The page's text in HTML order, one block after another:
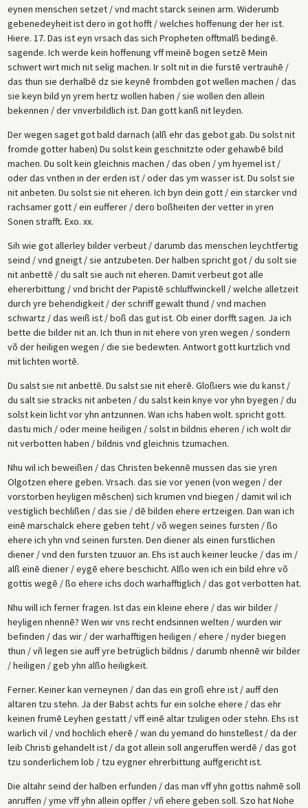
eynen menschen setzet / vnd macht starck seinen arm. Widerumb
gebenedeyheit ist dero in got hofft / welches hoffenung der her ist.
Hiere. 17. Das ist eyn vrsach das sich Propheten offtmalß bedingē.
sagende. Ich werde kein hoffenung vff meinē bogen setzē Mein
schwert wirt mich nit selig machen. Ir solt nit in die furstē vertrauhē /
das thun sie derhalbē dz sie keynē frombden got wellen machen / das
sie keyn bild yn yrem hertz wollen haben / sie wollen den allein
bekennen / der vnverbildlich ist. Dan gott kanß nit leyden.
Der wegen saget got bald darnach (alß ehr das gebot gab. Du solst nit
fromde gotter haben) Du solst kein geschnitzte oder gehawbē bild
machen. Du solt kein gleichnis machen / das oben / ym hyemel ist /
oder das vnthen in der erden ist / oder das ym wasser ist. Du solst sie
nit anbeten. Du solst sie nit eheren. Ich byn dein gott / ein starcker vnd
rachsamer gott / ein eufferer / dero boßheiten der vetter in yren
Sonen strafft. Exo. xx.
Sih wie got allerley bilder verbeut / darumb das menschen leychtfertig
seind / vnd gneigt / sie antzubeten. Der halben spricht got / du solt sie
nit anbettē / du salt sie auch nit eheren. Damit verbeut got alle
ehererbittung / vnd bricht der Papistē schluffwinckell / welche alletzeit
durch yre behendigkeit / der schriff gewalt thund / vnd machen
schwartz / das weiß ist / boß das gut ist. Ob einer dorfft sagen. Ja ich
bette die bilder nit an. Ich thun in nit ehere von yren wegen / sondern
võ der heiligen wegen / die sie bedewten. Antwort gott kurtzlich vnd
mit lichten wortē.
Du salst sie nit anbettē. Du salst sie nit eherē. Gloßiers wie du kanst /
du salt sie stracks nit anbeten / du salst kein knye vor yhn byegen / du
solst kein licht vor yhn antzunnen. Wan ichs haben wolt. spricht gott.
dastu mich / oder meine heiligen / solst in bildnis eheren / ich wolt dir
nit verbotten haben / bildnis vnd gleichnis tzumachen.
Nhu wil ich beweißen / das Christen bekennē mussen das sie yren
Olgotzen ehere geben. Vrsach. das sie vor yenen (von wegen / der
vorstorben heyligen mēschen) sich krumen vnd biegen / damit wil ich
vestiglich bechlißen / das sie / dē bilden ehere ertzeigen. Dan wan ich
einē marschalck ehere geben teht / võ wegen seines fursten / ßo
ehere ich yhn vnd seinen fursten. Den diener als einen furstlichen
diener / vnd den fursten tzuuor an. Ehs ist auch keiner leucke / das im /
alß einē diener / eygē ehere beschicht. Alßo wen ich ein bild ehre võ
gottis wegē / ßo ehere ichs doch warhafftiglich / das got verbotten hat.
Nhu will ich ferner fragen. Ist das ein kleine ehere / das wir bilder /
heyligen nhennē? Wen wir vns recht endsinnen welten / wurden wir
befinden / das wir / der warhafftigen heiligen / ehere / nyder biegen
thun / vñ legen sie auff yre betrüglich bildnis / darumb nhennē wir bilder
/ heiligen / geb yhn alßo heiligkeit.
Ferner. Keiner kan verneynen / dan das ein groß ehre ist / auff den
altaren tzu stehn. Ja der Babst achts fur ein solche ehere / das ehr
keinen frumē Leyhen gestatt / vff einē altar tzuligen oder stehn. Ehs ist
warlich vil / vnd hochlich eherē / wan du yemand do hinstellest / da der
leib Christi gehandelt ist / da got allein soll angeruffen werdē / das got
tzu sonderlichem lob / tzu eygner ehrerbittung auffgericht ist.
Die altahr seind der halben erfunden / das man vff yhn gottis nahmē soll
anruffen / yme vff yhn allein opffer / vñ ehere geben soll. Szo hat Nohe